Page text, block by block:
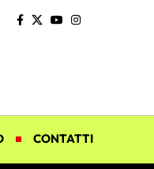
CONTATTI